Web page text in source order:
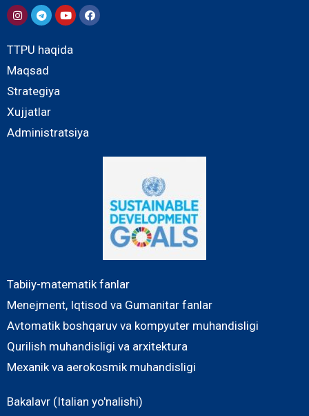
TTPU haqida
Maqsad
Strategiya
Xujjatlar
Administratsiya
Tabiiy-matematik fanlar
Menejment, Iqtisod va Gumanitar fanlar
Avtomatik boshqaruv va kompyuter muhandisligi
Qurilish muhandisligi va arxitektura
Mexanik va aerokosmik muhandisligi
Bakalavr (Italian yo'nalishi)